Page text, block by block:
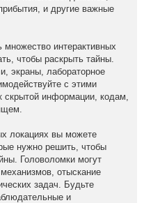
и другие важные
множество интерактивных
чтобы раскрыть тайны.
экраны, лабораторное
с этими
скрытой информации, кодам,
локациях вы можете
нужно решить, чтобы
Головоломки могут
отыскание
задач. Будьте
и